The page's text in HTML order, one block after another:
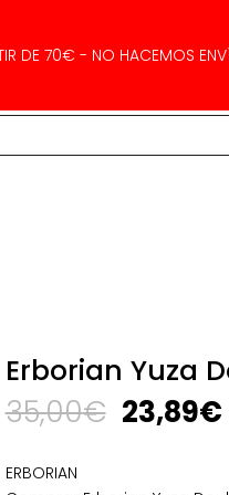
DE 70€ - NO HACEMOS
Erborian Yuza
35,00€ El
precio
era:
23,89€El
ERBORIAN